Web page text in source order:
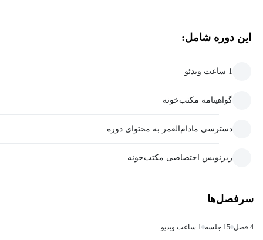
این دوره شامل:
1 ساعت ویدئو
گواهینامه مکتب‌خونه
دسترسی مادام‌العمر به محتوای دوره
زیرنویس اختصاصی مکتب‌خونه
سرفصل‌ها
4 فصل 15 جلسه 1 ساعت ویدیو